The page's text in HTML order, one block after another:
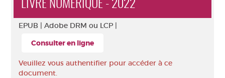
LIVRE NUMÉRIQUE - 2022
EPUB | Adobe DRM ou LCP |
Consulter en ligne
Veuillez vous authentifier pour accéder à ce
document.